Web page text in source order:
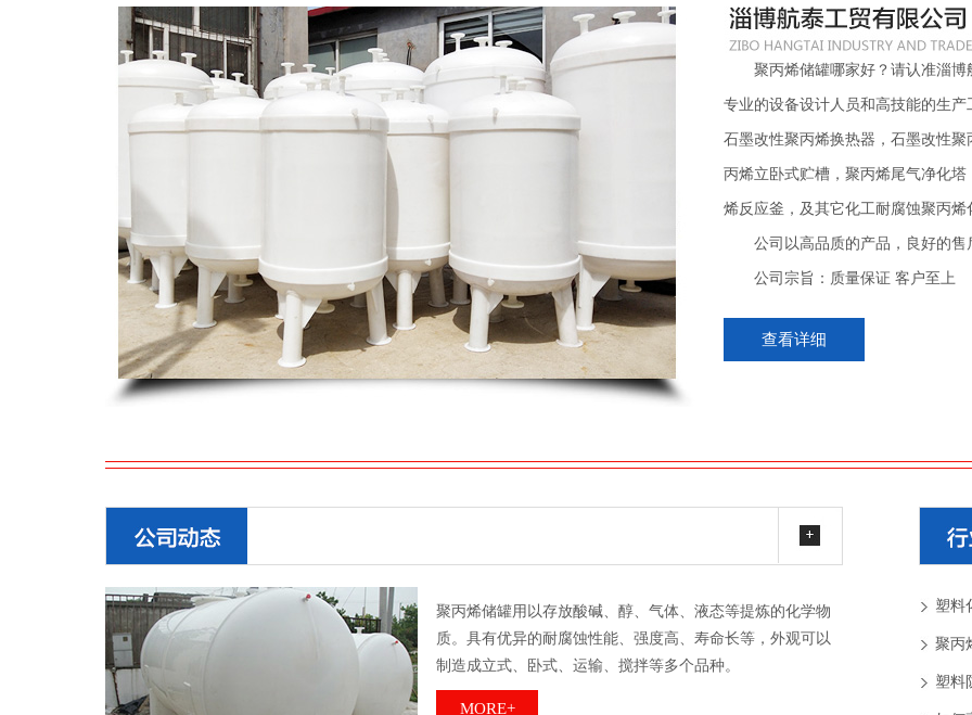
聚丙烯储罐哪家好？请认准淄博
专业的设备设计人员和高技能的生
石墨改性聚丙烯换热器，石墨改性
丙烯立卧式贮槽，聚丙烯尾气净化
烯反应釜，及其它化工耐腐蚀聚丙烯
公司以高品质的产品，良好的售
公司宗旨：质量保证 客户至上
查看详细
聚丙烯储罐用以存放酸碱、醇、气体、液态等提炼的化学物
质。具有优异的耐腐蚀性能、强度高、寿命长等，外观可以
制造成立式、卧式、运输、搅拌等多个品种。
MORE+
塑料
聚丙
塑料